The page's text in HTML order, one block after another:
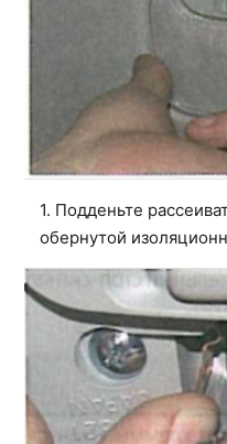
1. Подденьте
обернутой